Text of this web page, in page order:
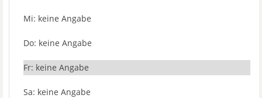
Mi: keine Angabe
Do: keine Angabe
Fr: keine Angabe
Sa: keine Angabe